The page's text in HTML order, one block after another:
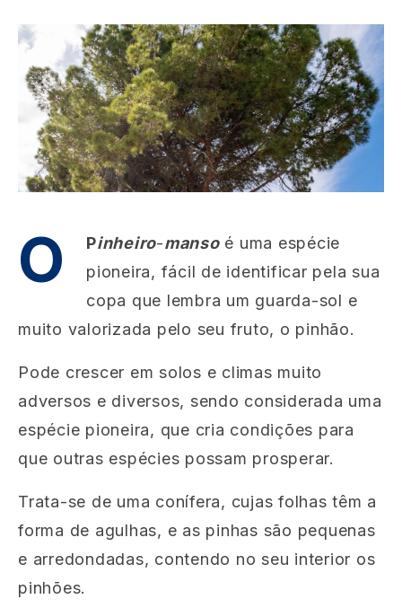
O Pinheiro-mansoé uma espécie
pioneira, fácil de identificar pela sua
copa que lembra um guarda-sol e
muito valorizada pelo seu fruto, o pinhão.
Pode crescer em solos e climas muito
adversos e diversos, sendo considerada uma
espécie pioneira, que cria condições para
que outras espécies possam prosperar.
Trata-se de uma conífera, cujas folhas têm a
forma de agulhas, e as pinhas são pequenas
e arredondadas, contendo no seu interior os
pinhões.